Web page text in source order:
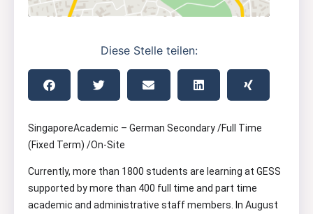
Diese Stelle teilen:
SingaporeAcademic – German Secondary /Full Time
(Fixed Term) /On-Site
Currently, more than 1800 students are learning at GESS
supported by more than 400 full time and part time
academic and administrative staff members. In August